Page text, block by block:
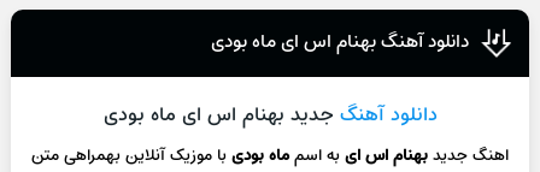
دانلود آهنگ بهنام اس ای ماه بودی
دانلود آهنگ جدید بهنام اس ای ماه بودی
اهنگ جدیدبهنام اس ایبه اسمماه بودیبا موزیک آنلاینبهمراهی متن